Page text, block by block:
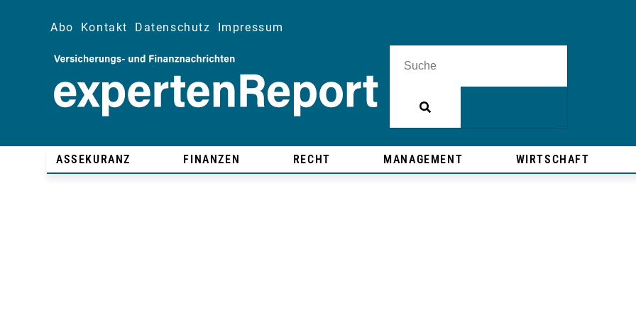
Abo Kontakt Datenschutz Impressum
ASSEKURANZ FINANZEN RECHT MANAGEMENT WIRTSCHAFT